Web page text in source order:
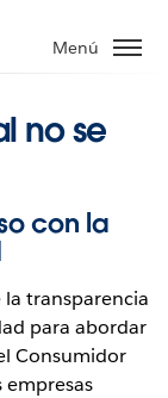
Menú
no se
con la
transparencia
para abordar
Consumidor
empresas